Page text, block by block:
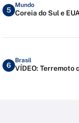
5
Mundo
Coreia do Sul e
6
Brasil
VÍDEO: Terremoto